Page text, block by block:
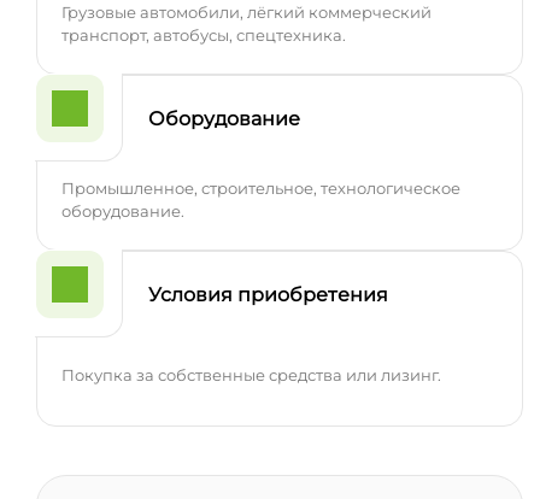
Грузовые автомобили, лёгкий коммерческий
транспорт, автобусы, спецтехника.
Оборудование
Промышленное, строительное, технологическое
оборудование.
Условия приобретения
Покупка за собственные средства или лизинг.